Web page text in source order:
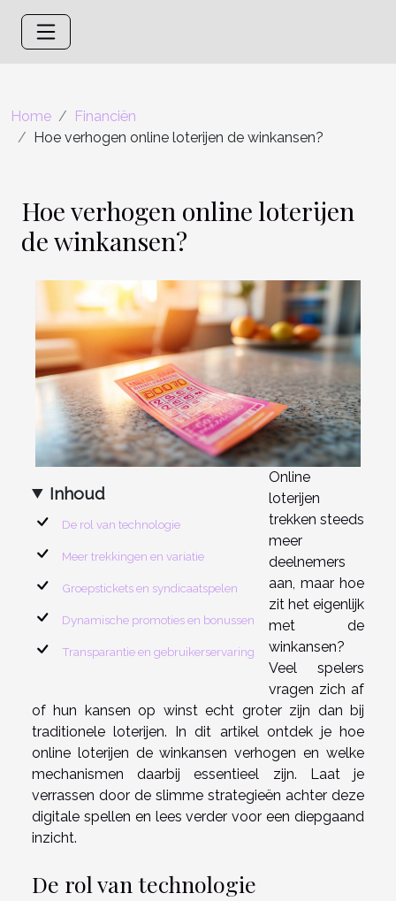
Home
Financiën
Hoe verhogen online loterijen de winkansen?
Hoe verhogen online loterijen
de winkansen?
Inhoud
De rol van technologie
Meer trekkingen en variatie
Groepstickets en syndicaatspelen
Dynamische promoties en bonussen
Transparantie en gebruikerservaring
Online
loterijen
trekken steeds
meer
deelnemers
aan, maar hoe
zit het eigenlijk
met de
winkansen?
Veel spelers
vragen zich af
of hun kansen op winst echt groter zijn dan bij
traditionele loterijen. In dit artikel ontdek je hoe
online loterijen de winkansen verhogen en welke
mechanismen daarbij essentieel zijn. Laat je
verrassen door de slimme strategieën achter deze
digitale spellen en lees verder voor een diepgaand
inzicht.
De rol van technologie